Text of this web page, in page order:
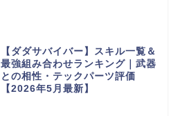
【ダダサバイバー】スキル一覧＆
最強組み合わせランキング｜武器
との相性・テックパーツ評価
【2026年5月最新】